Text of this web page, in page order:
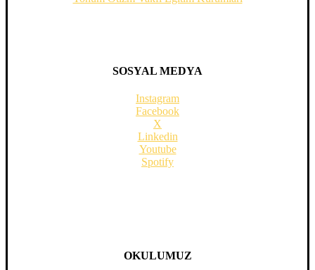
SOSYAL MEDYA
Instagram
Facebook
X
Linkedin
Youtube
Spotify
OKULUMUZ